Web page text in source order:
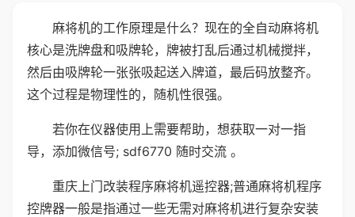
麻将机的工作原理是什么？现在的全自动麻将机
核心是洗牌盘和吸牌轮，牌被打乱后通过机械搅拌，
然后由吸牌轮一张张吸起送入牌道，最后码放整齐。
这个过程是物理性的，随机性很强。
若你在仪器使用上需要帮助，想获取一对一指
导，添加微信号; sdf6770 随时交流 。
重庆上门改装程序麻将机遥控器;普通麻将机程序
控牌器一般是指通过一些无需对麻将机进行复杂安装